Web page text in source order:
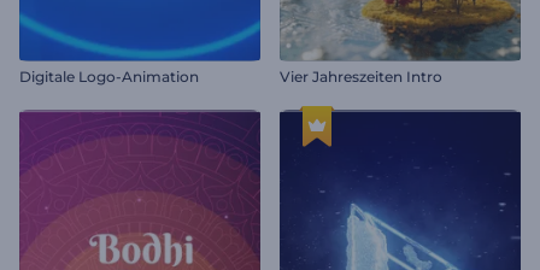
Digitale Logo-Animation Vier Jahreszeiten Intro